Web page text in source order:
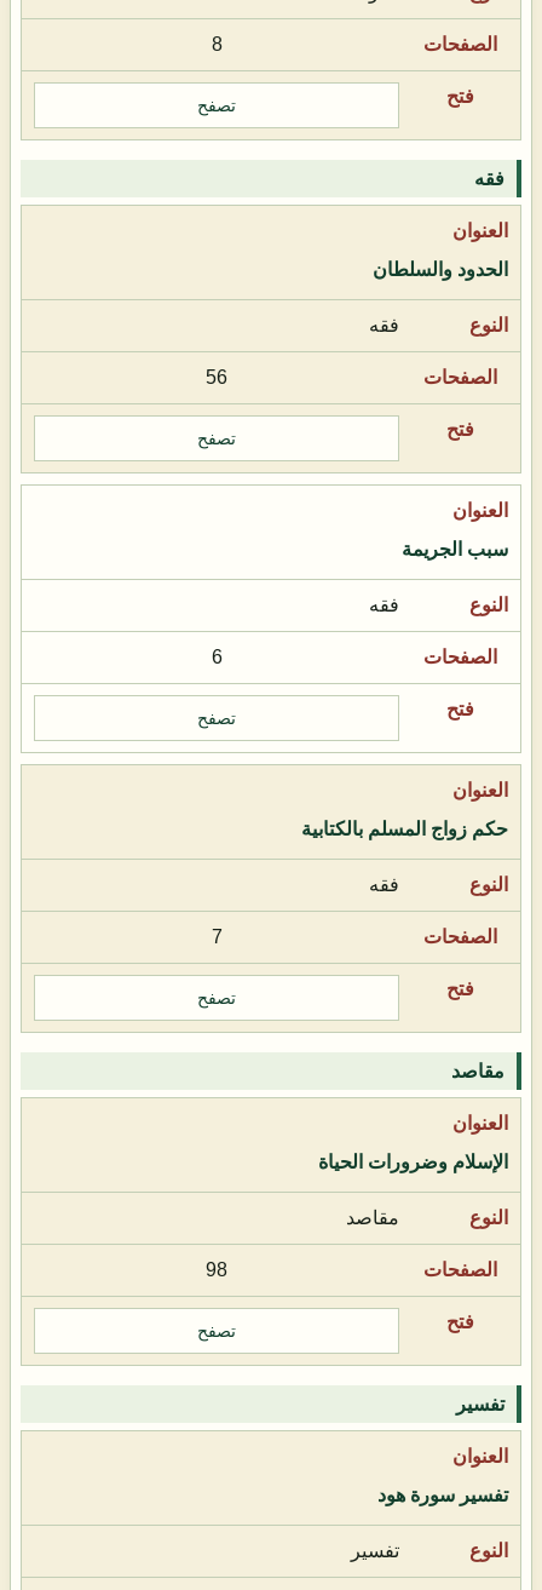
8
تصفح
فقه
الحدود والسلطان
فقه
56
تصفح
سبب الجريمة
فقه
6
تصفح
حكم زواج المسلم بالكتابية
فقه
7
تصفح
مقاصد
الإسلام وضرورات الحياة
مقاصد
98
تصفح
تفسير
تفسير سورة هود
تفسير